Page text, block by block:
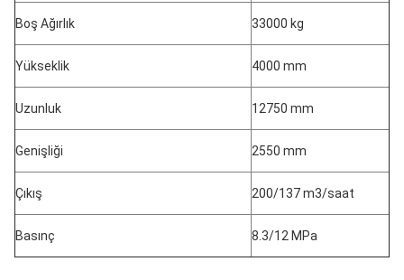
Boş Ağırlık 33000 kg
Yükseklik 4000 mm
Uzunluk 12750 mm
Genişliği 2550 mm
Çıkış 200/137 m3/saat
Basınç 8.3/12 MPa